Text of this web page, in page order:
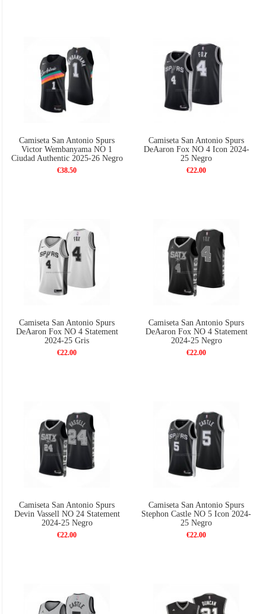
Camiseta San Antonio Spurs
Victor Wembanyama NO 1
Ciudad Authentic 2025-26 Negro
€38.50
Camiseta San Antonio Spurs
DeAaron Fox NO 4 Icon 2024-
25 Negro
€22.00
Camiseta San Antonio Spurs
DeAaron Fox NO 4 Statement
2024-25 Gris
€22.00
Camiseta San Antonio Spurs
DeAaron Fox NO 4 Statement
2024-25 Negro
€22.00
Camiseta San Antonio Spurs
Devin Vassell NO 24 Statement
2024-25 Negro
€22.00
Camiseta San Antonio Spurs
Stephon Castle NO 5 Icon 2024-
25 Negro
€22.00